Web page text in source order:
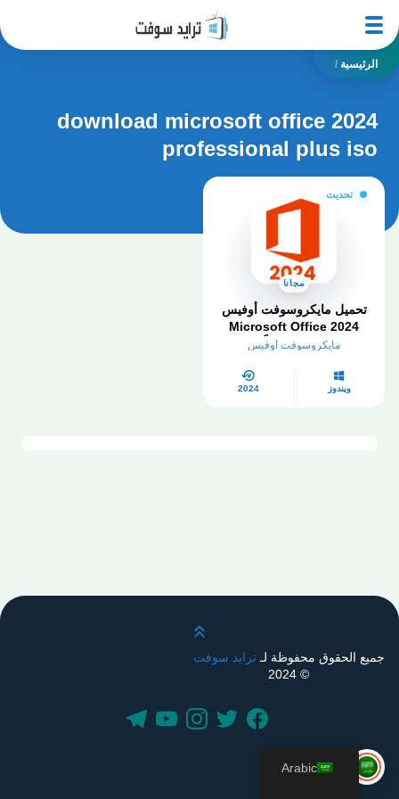
الرئيسية /
download microsoft office 2024
professional plus iso
تحديث
مجانا
تحميل مايكروسوفت أوفيس
Microsoft Office 2024
مفعل مجاناً
مايكروسوفت أوفيس
ويندوز 2024
قم بالتمرير لأعلى
جميع الحقوق محفوظة لـترايد سوفت
© 2024
Arabic